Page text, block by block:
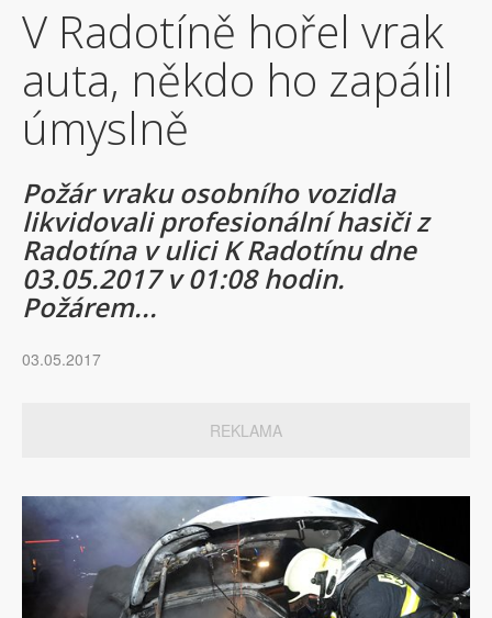
V Radotíně hořel vrak
auta, někdo ho zapálil
úmyslně
Požár vraku osobního vozidla
likvidovali profesionální hasiči z
Radotína v ulici K Radotínu dne
03.05.2017 v 01:08 hodin.
Požárem...
03.05.2017
REKLAMA